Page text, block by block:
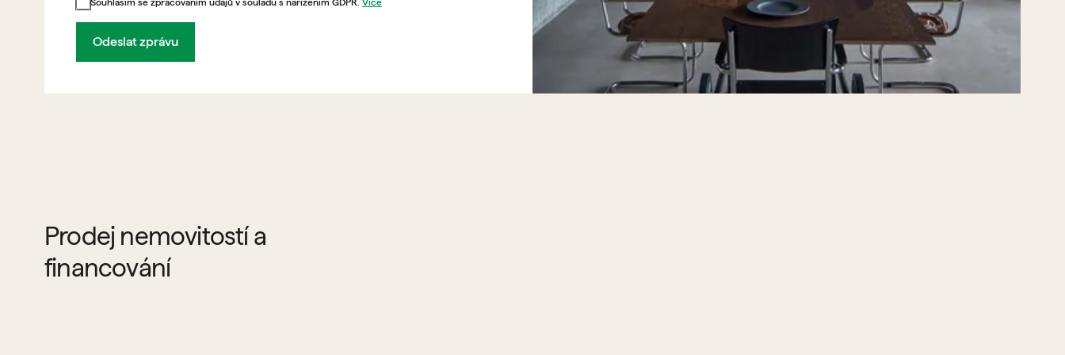
Odeslat zprávu
Prodej nemovitostí a
financování